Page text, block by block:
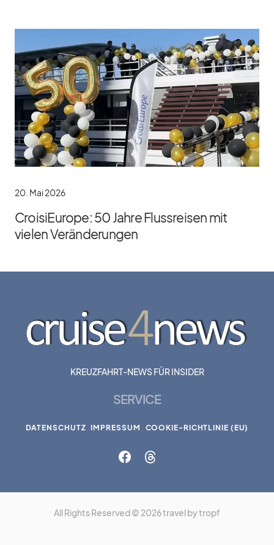
20. Mai 2026
CroisiEurope: 50 Jahre Flussreisen mit
vielen Veränderungen
KREUZFAHRT-NEWS FÜR INSIDER
SERVICE
DATENSCHUTZ IMPRESSUM COOKIE-RICHTLINIE (EU)
All Rights Reserved © 2026 travel by tropf